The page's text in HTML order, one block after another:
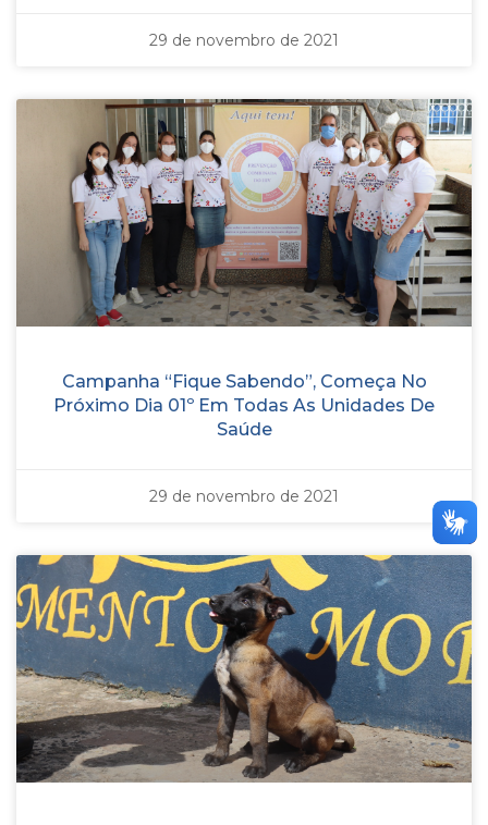
29 de novembro de 2021
Campanha “Fique Sabendo”, Começa No
Próximo Dia 01º Em Todas As Unidades De
Saúde
29 de novembro de 2021